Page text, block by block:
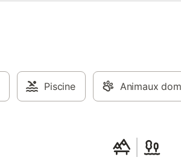
Piscine Animaux